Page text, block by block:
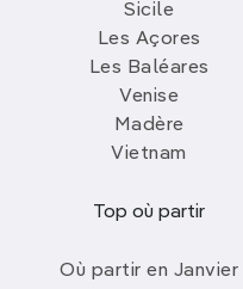
Sicile
Les Açores
Les Baléares
Venise
Madère
Vietnam
Top où partir
Où partir en Janvier